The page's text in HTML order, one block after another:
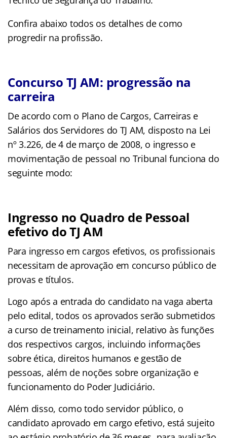
Confira abaixo todos os detalhes de como
progredir na profissão.
Concurso TJ AM: progressão na
carreira
De acordo com o Plano de Cargos, Carreiras e
Salários dos Servidores do TJ AM, disposto na Lei
nº 3.226, de 4 de março de 2008, o ingresso e
movimentação de pessoal no Tribunal funciona do
seguinte modo:
Ingresso no Quadro de Pessoal
efetivo do TJ AM
Para ingresso em cargos efetivos, os profissionais
necessitam de aprovação em concurso público de
provas e títulos.
Logo após a entrada do candidato na vaga aberta
pelo edital, todos os aprovados serão submetidos
a curso de treinamento inicial, relativo às funções
dos respectivos cargos, incluindo informações
sobre ética, direitos humanos e gestão de
pessoas, além de noções sobre organização e
funcionamento do Poder Judiciário.
Além disso, como todo servidor público, o
candidato aprovado em cargo efetivo, está sujeito